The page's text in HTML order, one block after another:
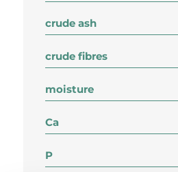
crude ash
crude fibres
moisture
Ca
P